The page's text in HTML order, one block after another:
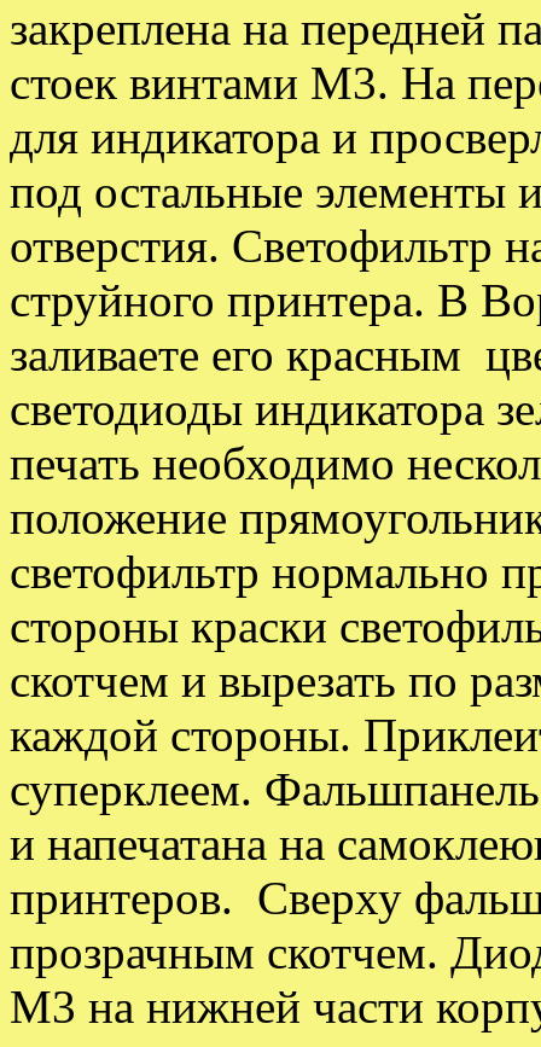
закреплена на передней
стоек винтами М3. На
для индикатора и
под остальные элементы
отверстия. Светофильтр
струйного принтера. В
заливаете его красным
светодиоды индикатора
печать необходимо
положение
светофильтр нормально
стороны краски
скотчем и вырезать по
каждой стороны.
суперклеем.
и напечатана на
принтеров. Сверху
прозрачным скотчем.
М3 на нижней части